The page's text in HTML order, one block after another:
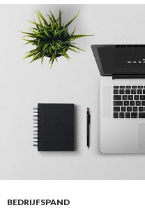
BEDRIJFSPAND